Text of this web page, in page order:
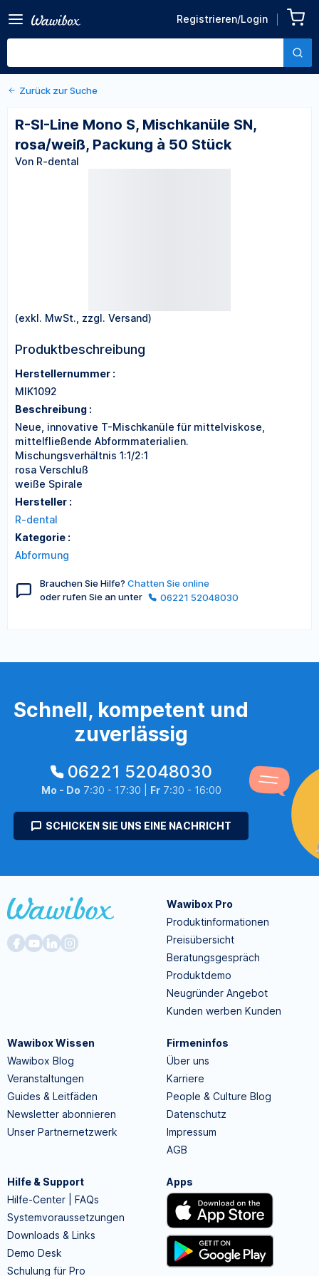
Registrieren/Login
Mischkanüle SN, rosa/weiß,
Packung à 50 Stück
Von R-dental
Zurück zu den Produktdetails
Zurück zur Suche
R-SI-Line Mono S, Mischkanüle SN,
rosa/weiß, Packung à 50 Stück
Von R-dental
(exkl. MwSt., zzgl. Versand)
Produktbeschreibung
Herstellernummer :
MIK1092
Beschreibung :
Neue, innovative T-Mischkanüle für mittelviskose,
mittelfließende Abformmaterialien.
Mischungsverhältnis 1:1/2:1
rosa Verschluß
weiße Spirale
Hersteller :
R-dental
Kategorie :
Abformung
Brauchen Sie Hilfe? Chatten Sie online
oder rufen Sie an unter
06221 52048030
Schnell, kompetent und
zuverlässig
06221 52048030
Mo - Do 7:30 - 17:30 | Fr7:30 - 16:00
SCHICKEN SIE UNS EINE NACHRICHT
Wawibox Pro
Produktinformationen
Preisübersicht
Beratungsgespräch
Produktdemo
Neugründer Angebot
Kunden werben Kunden
Wawibox Wissen
Wawibox Blog
Veranstaltungen
Guides & Leitfäden
Newsletter abonnieren
Unser Partnernetzwerk
Firmeninfos
Über uns
Karriere
People & Culture Blog
Datenschutz
Impressum
AGB
Hilfe & Support
Hilfe-Center | FAQs
Systemvoraussetzungen
Downloads & Links
Demo Desk
Schulung für Pro
Apps